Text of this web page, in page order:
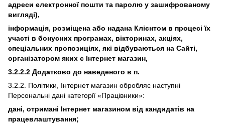
адреси електронної пошти та паролю у зашифрованому
вигляді),
інформація, розміщена або надана Клієнтом в процесі їх
участі в бонусних програмах, вікторинах, акціях,
спеціальних пропозиціях, які відбуваються на Сайті,
організатором яких є Інтернет магазин,
3.2.2.2 Додатково до наведеного в п.
3.2.2. Політики, Інтернет магазин обробляє наступні
Персональні дані категорії «Працівники»:
дані, отримані Інтернет магазином від кандидатів на
працевлаштування;